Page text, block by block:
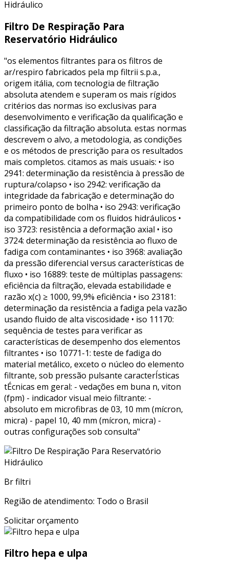
Filtro De Respiração Para
Reservatório Hidráulico
"os elementos filtrantes para os filtros de
ar/respiro fabricados pela mp filtrii s.p.a.,
origem itália, com tecnologia de filtração
absoluta atendem e superam os mais rígidos
critérios das normas iso exclusivas para
desenvolvimento e verificação da qualificação e
classificação da filtração absoluta. estas normas
descrevem o alvo, a metodologia, as condições
e os métodos de prescrição para os resultados
mais completos. citamos as mais usuais: • iso
2941: determinação da resistência à pressão de
ruptura/colapso • iso 2942: verificação da
integridade da fabricação e determinação do
primeiro ponto de bolha • iso 2943: verificação
da compatibilidade com os fluidos hidráulicos •
iso 3723: resistência a deformação axial • iso
3724: determinação da resistência ao fluxo de
fadiga com contaminantes • iso 3968: avaliação
da pressão diferencial versus características de
fluxo • iso 16889: teste de múltiplas passagens:
eficiência da filtração, elevada estabilidade e
razão x(c) ≥ 1000, 99,9% eficiência • iso 23181:
determinação da resistência a fadiga pela vazão
usando fluido de alta viscosidade • iso 11170:
sequência de testes para verificar as
características de desempenho dos elementos
filtrantes • iso 10771-1: teste de fadiga do
material metálico, exceto o núcleo do elemento
filtrante, sob pressão pulsante caracterÍsticas
tÉcnicas em geral: - vedações em buna n, viton
(fpm) - indicador visual meio filtrante: -
absoluto em microfibras de 03, 10 mm (mícron,
micra) - papel 10, 40 mm (mícron, micra) -
outras configurações sob consulta"
Br filtri
Região de atendimento: Todo o Brasil
Solicitar orçamento
Filtro hepa e ulpa